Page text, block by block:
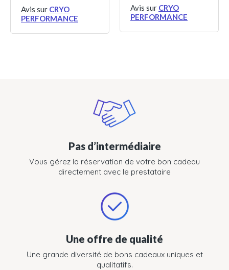
Avis sur CRYO
PERFORMANCE
Avis sur CRYO
PERFORMANCE
Pas d’intermédiaire
Vous gérez la réservation de votre bon cadeau
directement avec le prestataire
Une offre de qualité
Une grande diversité de bons cadeaux uniques et
qualitatifs.